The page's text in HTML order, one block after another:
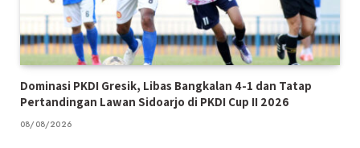
Dominasi PKDI Gresik, Libas Bangkalan 4-1 dan Tatap
Pertandingan Lawan Sidoarjo di PKDI Cup II 2026
08/08/2026